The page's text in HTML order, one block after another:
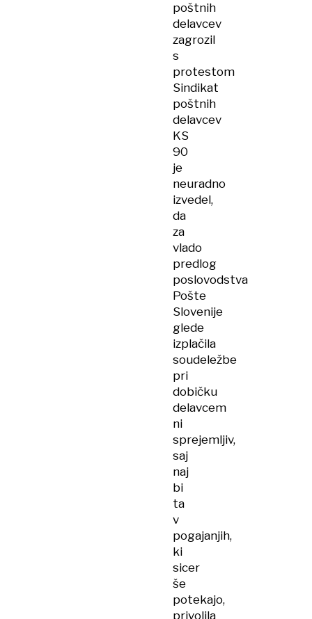
poštnih
delavcev
zagrozil
s
protestom
Sindikat
poštnih
delavcev
KS
90
je
neuradno
izvedel,
da
za
vlado
predlog
poslovodstva
Pošte
Slovenije
glede
izplačila
soudeležbe
pri
dobičku
delavcem
ni
sprejemljiv,
saj
naj
bi
ta
v
pogajanjih,
ki
sicer
še
potekajo,
privolila